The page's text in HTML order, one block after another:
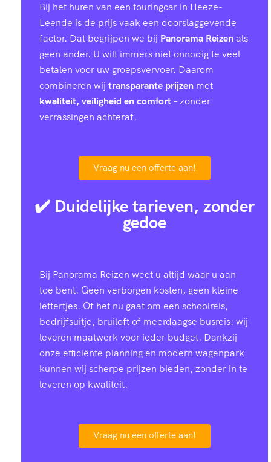
Bij het huren van een touringcar in Heeze-
Leende is de prijs vaak een doorslaggevende
factor. Dat begrijpen we bij Panorama Reizenals
geen ander. U wilt immers niet onnodig te veel
betalen voor uw groepsvervoer. Daarom
combineren wij transparante prijzen met
kwaliteit, veiligheid en comfort– zonder
verrassingen achteraf.
Vraag nu een offerte aan!
✔️ Duidelijke tarieven, zonder
gedoe
Bij Panorama Reizen weet u altijd waar u aan
toe bent. Geen verborgen kosten, geen kleine
lettertjes. Of het nu gaat om een schoolreis,
bedrijfsuitje, bruiloft of meerdaagse busreis: wij
leveren maatwerk voor ieder budget. Dankzij
onze efficiënte planning en modern wagenpark
kunnen wij scherpe prijzen bieden, zonder in te
leveren op kwaliteit.
Vraag nu een offerte aan!